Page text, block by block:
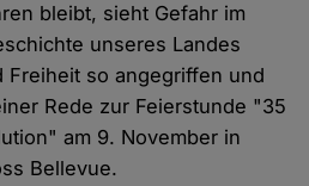
bleibt, sieht Gefahr im
unseres Landes
Freiheit so angegriffen und
Rede zur Feierstunde "35
am 9. November in
Bellevue.